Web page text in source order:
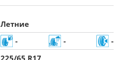
Летние
- -
-
225/65 R17